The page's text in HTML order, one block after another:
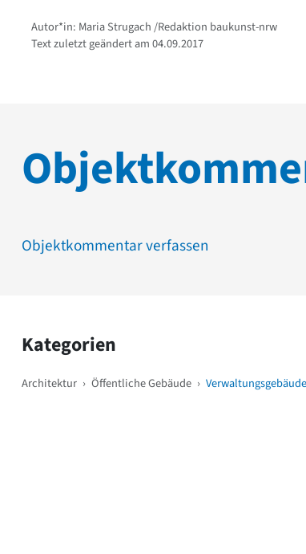
Autor*in: Maria Strugach /Redaktion baukunst-nrw
Text zuletzt geändert am 04.09.2017
Objektkommentar verfassen
Kategorien
Architektur › Öffentliche Gebäude ›